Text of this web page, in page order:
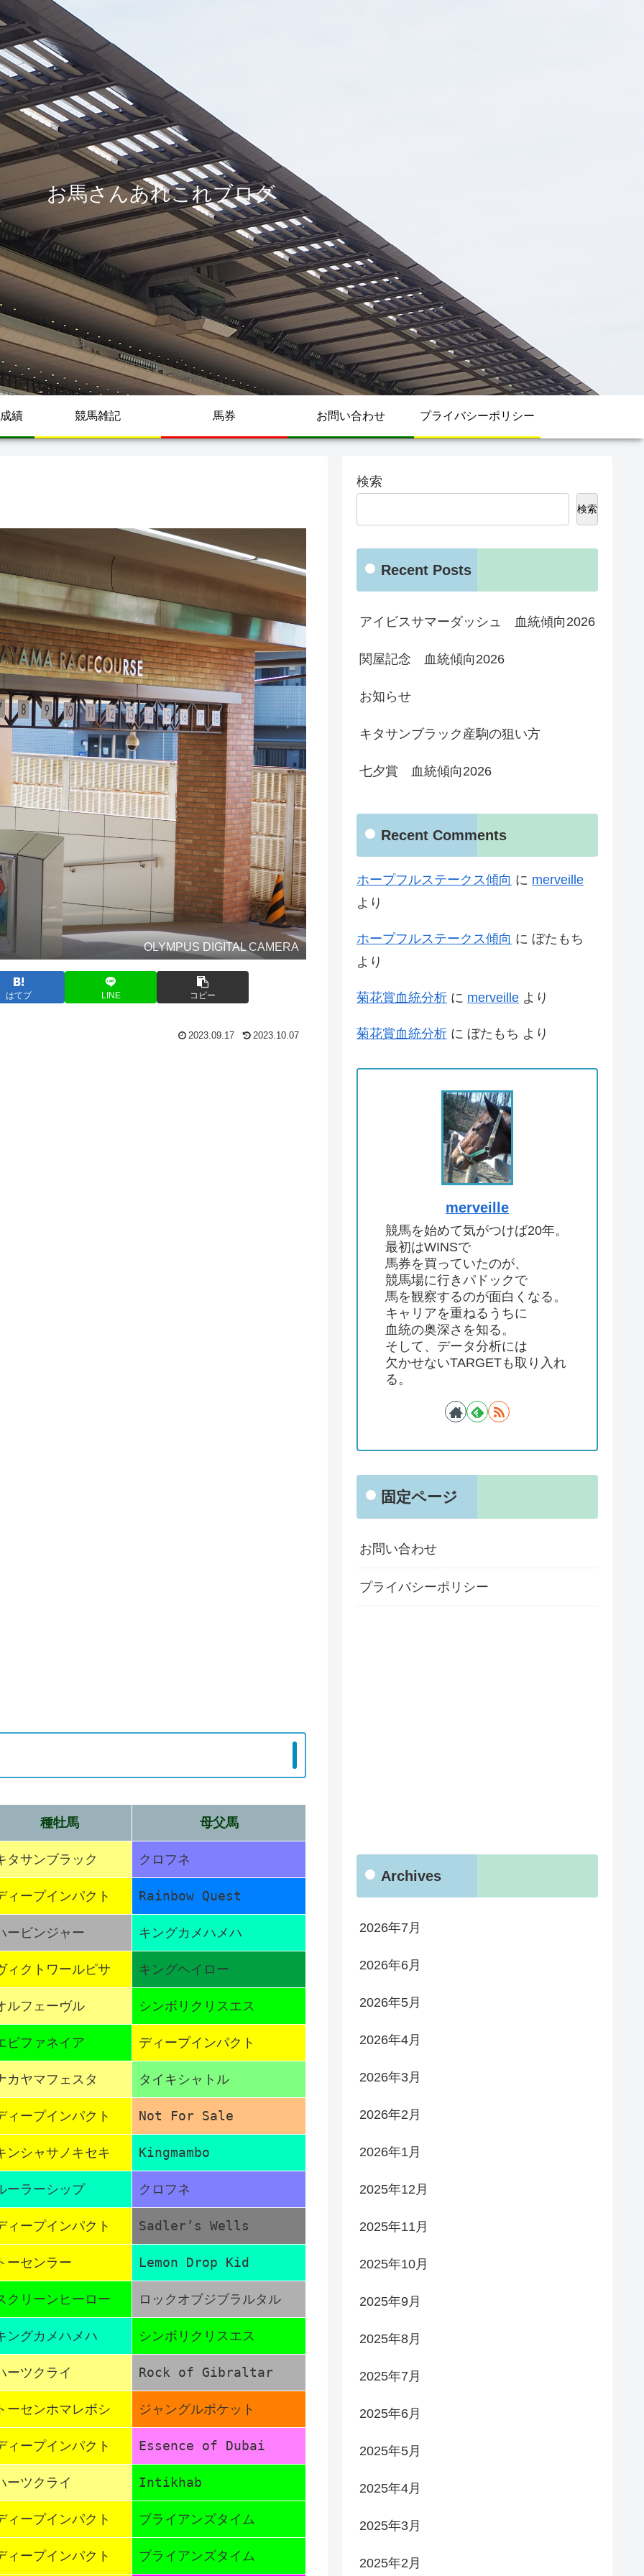
お馬さんあれこれブログ
績 競馬雑記 馬券 お問い合わせ プライバシーポリシー
OLYMPUS DIGITAL CAMERA
はてブ LINE コピー
2023.09.17 2023.10.07
種牡馬 母父馬
タサンブラック クロフネ
ィープインパクト Rainbow Quest
ービンジャー キングカメハメハ
ィクトワールピサ キングヘイロー
ルフェーヴル シンボリクリスエス
ピファネイア ディープインパクト
カヤマフェスタ タイキシャトル
ィープインパクト Not For Sale
ンシャサノキセキ Kingmambo
ーラーシップ クロフネ
ィープインパクト Sadler’s Wells
ーセンラー Lemon Drop Kid
クリーンヒーロー ロックオブジブラルタル
ングカメハメハ シンボリクリスエス
ーツクライ Rock of Gibraltar
ーセンホマレボシ ジャングルポケット
ィープインパクト Essence of Dubai
ーツクライ Intikhab
ィープインパクト ブライアンズタイム
ィープインパクト ブライアンズタイム
検索
検索
Recent Posts
アイビスサマーダッシュ 血統傾向2026
関屋記念 血統傾向2026
お知らせ
キタサンブラック産駒の狙い方
七夕賞 血統傾向2026
Recent Comments
ホープフルステークス傾向 に merveille
より
ホープフルステークス傾向 に ぼたもち
より
菊花賞血統分析 に merveille より
菊花賞血統分析 に ぼたもち より
merveille
競馬を始めて気がつけば20年。
最初はWINSで
馬券を買っていたのが、
競馬場に行きパドックで
馬を観察するのが面白くなる。
キャリアを重ねるうちに
血統の奥深さを知る。
そして、データ分析には
欠かせないTARGETも取り入れ
る。
固定ページ
お問い合わせ
プライバシーポリシー
Archives
2026年7月
2026年6月
2026年5月
2026年4月
2026年3月
2026年2月
2026年1月
2025年12月
2025年11月
2025年10月
2025年9月
2025年8月
2025年7月
2025年6月
2025年5月
2025年4月
2025年3月
2025年2月